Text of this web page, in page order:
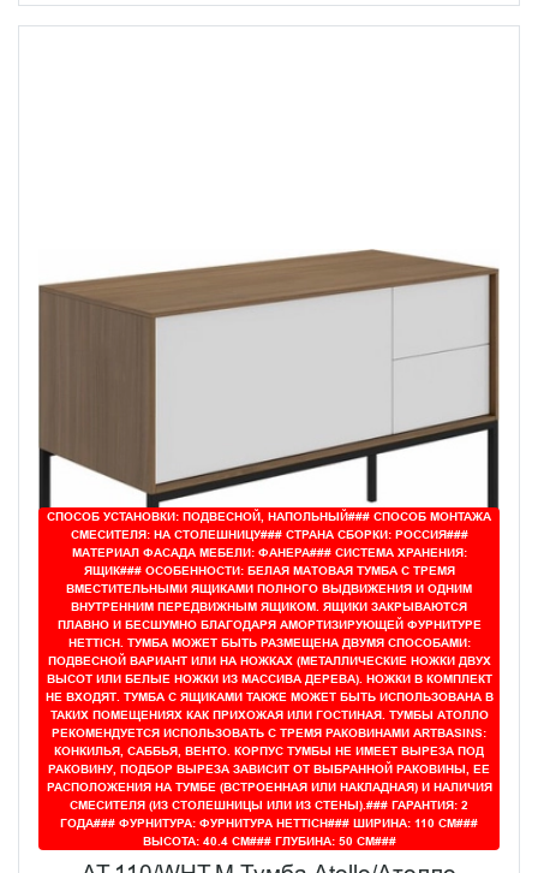
СПОСОБ УСТАНОВКИ: ПОДВЕСНОЙ, НАПОЛЬНЫЙ### СПОСОБ МОНТАЖА
СМЕСИТЕЛЯ: НА СТОЛЕШНИЦУ### СТРАНА СБОРКИ: РОССИЯ###
МАТЕРИАЛ ФАСАДА МЕБЕЛИ: ФАНЕРА### СИСТЕМА ХРАНЕНИЯ:
ЯЩИК### ОСОБЕННОСТИ: БЕЛАЯ МАТОВАЯ ТУМБА С ТРЕМЯ
ВМЕСТИТЕЛЬНЫМИ ЯЩИКАМИ ПОЛНОГО ВЫДВИЖЕНИЯ И ОДНИМ
ВНУТРЕННИМ ПЕРЕДВИЖНЫМ ЯЩИКОМ. ЯЩИКИ ЗАКРЫВАЮТСЯ
ПЛАВНО И БЕСШУМНО БЛАГОДАРЯ АМОРТИЗИРУЮЩЕЙ ФУРНИТУРЕ
HETTICH. ТУМБА МОЖЕТ БЫТЬ РАЗМЕЩЕНА ДВУМЯ СПОСОБАМИ:
ПОДВЕСНОЙ ВАРИАНТ ИЛИ НА НОЖКАХ (МЕТАЛЛИЧЕСКИЕ НОЖКИ ДВУХ
ВЫСОТ ИЛИ БЕЛЫЕ НОЖКИ ИЗ МАССИВА ДЕРЕВА). НОЖКИ В КОМПЛЕКТ
НЕ ВХОДЯТ. ТУМБА С ЯЩИКАМИ ТАКЖЕ МОЖЕТ БЫТЬ ИСПОЛЬЗОВАНА В
ТАКИХ ПОМЕЩЕНИЯХ КАК ПРИХОЖАЯ ИЛИ ГОСТИНАЯ. ТУМБЫ АТОЛЛО
РЕКОМЕНДУЕТСЯ ИСПОЛЬЗОВАТЬ С ТРЕМЯ РАКОВИНАМИ ARTBASINS:
КОНКИЛЬЯ, САББЬЯ, ВЕНТО. КОРПУС ТУМБЫ НЕ ИМЕЕТ ВЫРЕЗА ПОД
РАКОВИНУ, ПОДБОР ВЫРЕЗА ЗАВИСИТ ОТ ВЫБРАННОЙ РАКОВИНЫ, ЕЕ
РАСПОЛОЖЕНИЯ НА ТУМБЕ (ВСТРОЕННАЯ ИЛИ НАКЛАДНАЯ) И НАЛИЧИЯ
СМЕСИТЕЛЯ (ИЗ СТОЛЕШНИЦЫ ИЛИ ИЗ СТЕНЫ).### ГАРАНТИЯ: 2
ГОДА### ФУРНИТУРА: ФУРНИТУРА HETTICH### ШИРИНА: 110 СМ###
ВЫСОТА: 40.4 СМ### ГЛУБИНА: 50 СМ###